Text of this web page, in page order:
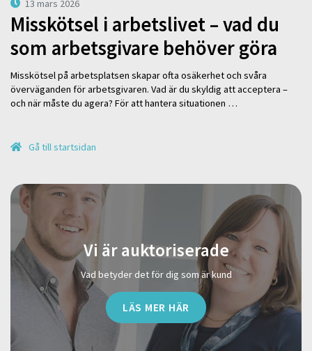
13 mars 2026
Misskötsel i arbetslivet – vad du
som arbetsgivare behöver göra
Misskötsel på arbetsplatsen skapar ofta osäkerhet och svåra
överväganden för arbetsgivaren. Vad är du skyldig att acceptera –
och när måste du agera? För att hantera situationen …
Gå till startsidan
Vi är auktoriserade
Vad betyder det för dig som är kund
LÄS MER HÄR